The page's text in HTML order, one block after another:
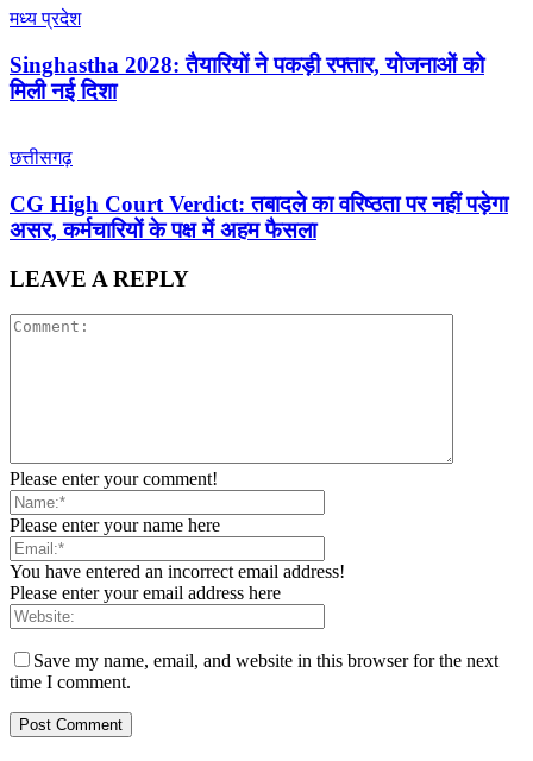
मध्य प्रदेश
Singhastha 2028: तैयारियों ने पकड़ी रफ्तार, योजनाओं को
मिली नई दिशा
छत्तीसगढ़
CG High Court Verdict: तबादले का वरिष्ठता पर नहीं पड़ेगा
असर, कर्मचारियों के पक्ष में अहम फैसला
LEAVE A REPLY
Please enter your comment!
Please enter your name here
You have entered an incorrect email address!
Please enter your email address here
Save my name, email, and website in this browser for the next
time I comment.